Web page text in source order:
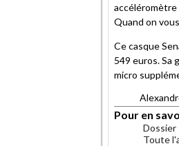
accéléromètre
Quand on
Ce casque
549 euros. Sa
micro
Pour en
Dossier
Toute